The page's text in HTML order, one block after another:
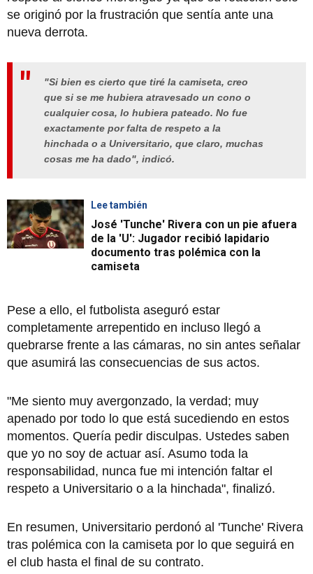
se originó por la frustración que sentía ante una
nueva derrota.
"Si bien es cierto que tiré la camiseta, creo
que si se me hubiera atravesado un cono o
cualquier cosa, lo hubiera pateado. No fue
exactamente por falta de respeto a la
hinchada o a Universitario, que claro, muchas
cosas me ha dado", indicó.
Lee también
José 'Tunche' Rivera con un pie afuera
de la 'U': Jugador recibió lapidario
documento tras polémica con la
camiseta
Pese a ello, el futbolista aseguró estar
completamente arrepentido en incluso llegó a
quebrarse frente a las cámaras, no sin antes señalar
que asumirá las consecuencias de sus actos.
"Me siento muy avergonzado, la verdad; muy
apenado por todo lo que está sucediendo en estos
momentos. Quería pedir disculpas. Ustedes saben
que yo no soy de actuar así. Asumo toda la
responsabilidad, nunca fue mi intención faltar el
respeto a Universitario o a la hinchada", finalizó.
En resumen, Universitario perdonó al 'Tunche' Rivera
tras polémica con la camiseta por lo que seguirá en
el club hasta el final de su contrato.